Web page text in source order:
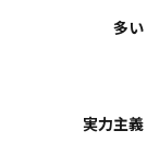
多い
実力主義